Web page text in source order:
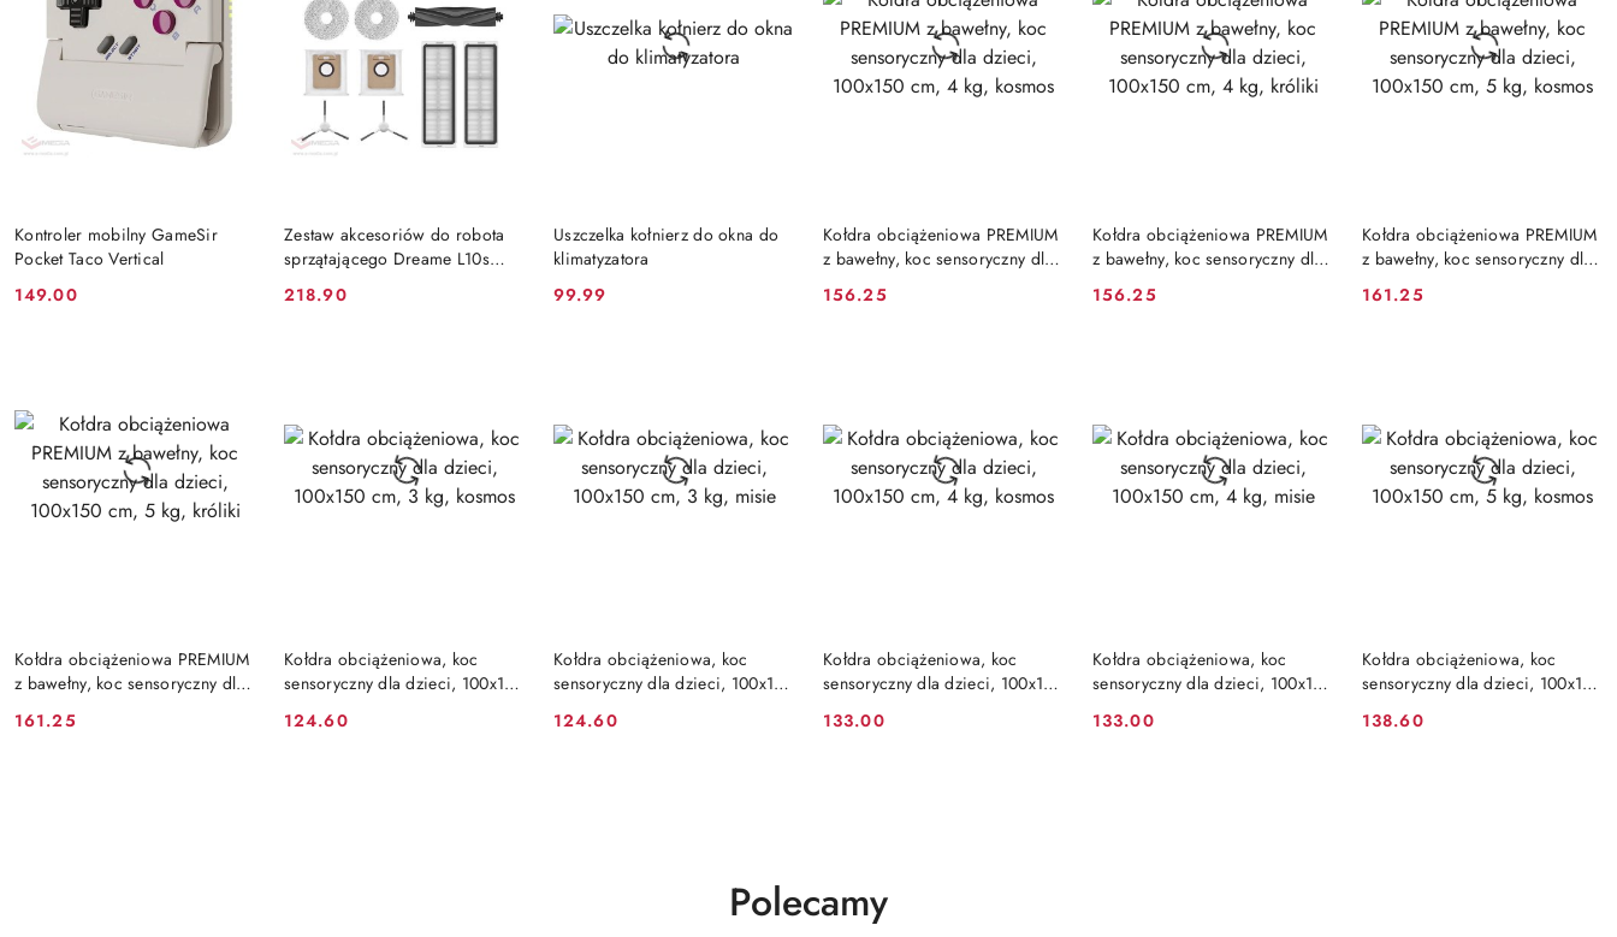
Kontroler mobilny GameSir
Pocket Taco Vertical
Cena:
149.00
DO KOSZYKA
Zestaw akcesoriów do robota
sprzątającego Dreame L10s
Cena:
218.90
DO KOSZYKA
Uszczelka kołnierz do okna do
klimatyzatora
Cena:
99.99
DO KOSZYKA
Kołdra obciążeniowa PREMIUM
z bawełny, koc sensoryczny dla
kosmos
Cena:
156.25
DO KOSZYKA
Kołdra obciążeniowa PREMIUM
z bawełny, koc sensoryczny dla
króliki
Cena:
156.25
DO KOSZYKA
Kołdra obciążeniowa PREMIUM
z bawełny, koc sensoryczny dla
kosmos
Cena:
161.25
DO KOSZYKA
Kołdra obciążeniowa PREMIUM
z bawełny, koc sensoryczny dla
króliki
Cena:
161.25
DO KOSZYKA
Kołdra obciążeniowa, koc
sensoryczny dla dzieci, 100x150
Cena:
124.60
DO KOSZYKA
Kołdra obciążeniowa, koc
sensoryczny dla dzieci, 100x150
Cena:
124.60
DO KOSZYKA
Kołdra obciążeniowa, koc
sensoryczny dla dzieci, 100x150
Cena:
133.00
DO KOSZYKA
Kołdra obciążeniowa, koc
sensoryczny dla dzieci, 100x150
Cena:
133.00
DO KOSZYKA
Kołdra obciążeniowa, koc
sensoryczny dla dzieci, 100x150
Cena:
138.60
DO KOSZYKA
Produkty
Polecamy